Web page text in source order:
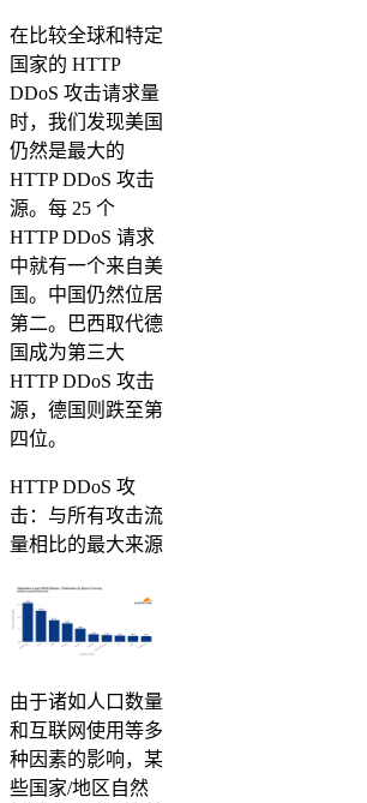
在比较全球和特定
国家的 HTTP
DDoS 攻击请求量
时，我们发现美国
仍然是最大的
HTTP DDoS 攻击
源。每 25 个
HTTP DDoS 请求
中就有一个来自美
国。中国仍然位居
第二。巴西取代德
国成为第三大
HTTP DDoS 攻击
源，德国则跌至第
四位。
HTTP DDoS 攻
击：与所有攻击流
量相比的最大来源
由于诸如人口数量
和互联网使用等多
种因素的影响，某
些国家/地区自然